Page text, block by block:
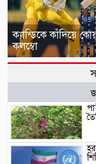
ক্যান্ডিকে কাঁদিয়ে
কলম্বো